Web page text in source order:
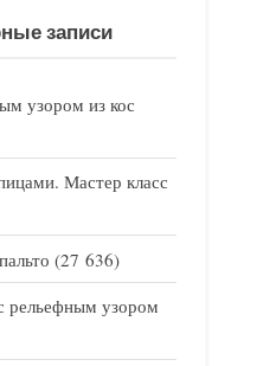
записи
узором из кос
Мастер класс
(27 636)
рельефным узором